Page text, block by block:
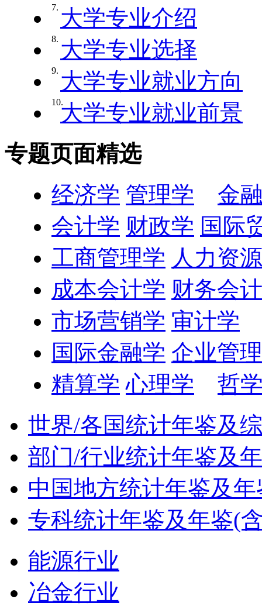
7. 大学专业介绍
8. 大学专业选择
9. 大学专业就业方向
10.大学专业就业前景
专题页面精选
经济学 管理学
金
会计学 财政学 国际
工商管理学 人力资
成本会计学 财务会计
市场营销学 审计学
国际金融学 企业管
精算学 心理学
哲
世界/各国统计年鉴及
部门/行业统计年鉴及
中国地方统计年鉴及
专科统计年鉴及年鉴(
能源行业
冶金行业